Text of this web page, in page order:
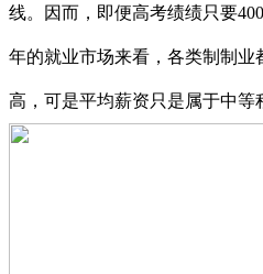
线。因而，即便高考绩绩只要
年的就业市场来看，各类制制
高，可是平均薪资只是属于中等